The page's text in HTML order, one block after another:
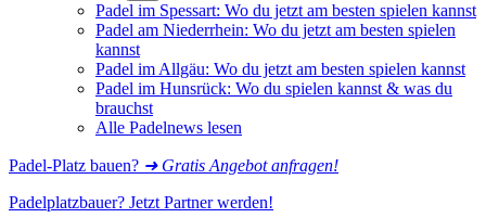
Padel im Spessart: Wo du jetzt am besten spielen kannst
Padel am Niederrhein: Wo du jetzt am besten spielen
kannst
Padel im Allgäu: Wo du jetzt am besten spielen kannst
Padel im Hunsrück: Wo du spielen kannst & was du
brauchst
Alle Padelnews lesen
Padel-Platz bauen? ➜ Gratis Angebot anfragen!
Padelplatzbauer? Jetzt Partner werden!